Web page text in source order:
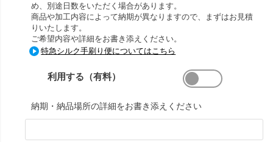
め、別途日数をいただく場合があります。
商品や加工内容によって納期が異なりますので、まずはお見積
りいたします。
ご希望内容や詳細をお書き添えください。
特急シルク手刷り便についてはこちら
利用する（有料）
納期・納品場所の詳細をお書き添えください